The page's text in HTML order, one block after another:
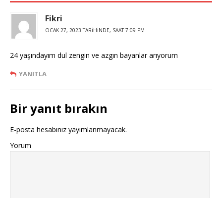
Fikri
OCAK 27, 2023 TARIHINDE, SAAT 7:09 PM
24 yaşındayım dul zengin ve azgın bayanlar arıyorum
YANITLA
Bir yanıt bırakın
E-posta hesabınız yayımlanmayacak.
Yorum